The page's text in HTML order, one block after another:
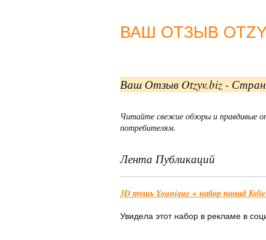
ВАШ ОТЗЫВ
Ваш Отзыв Otzyv.biz -
Читайте свежие обзоры и правдивые
потребителям.
Лента Публикаций
3D тушь Younique + набор помад
Увидела этот набор в рекламе в